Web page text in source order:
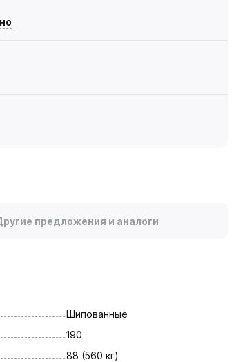
предложения и аналоги
Шипованные
190
88 (560 кг)